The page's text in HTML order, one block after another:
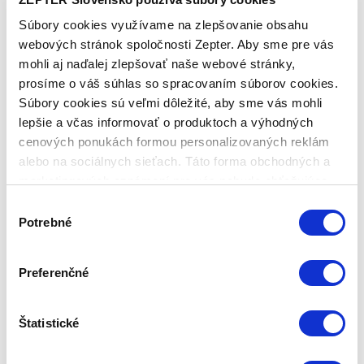
Súbory cookies využívame na zlepšovanie obsahu
webových stránok spoločnosti Zepter. Aby sme pre vás
mohli aj naďalej zlepšovať naše webové stránky,
prosíme o váš súhlas so spracovaním súborov cookies.
Súbory cookies sú veľmi dôležité, aby sme vás mohli
lepšie a včas informovať o produktoch a výhodných
cenových ponukách formou personalizovaných reklám
alebo na sociálnych sieťach. Táto forma obchodných a
súhlasu
Potrebné
Preferenčné
Štatistické
energie a zabraňuje strate vzácnych výživných látok z
jedál. Akutermické kompaktné dno je funkčné na
všetkých typoch sporákov, vrátane indukčného.
Technické dáta
KÓD PRODUKTU
Z-FP2838-LS
NÁZOV PRODUKTU
28 cm, 3,8 L
Bezplatná, minimálne 30-ročná záruka platí na opravy
materiálu alebo výrobnej chyby. 24-mesačná záruka